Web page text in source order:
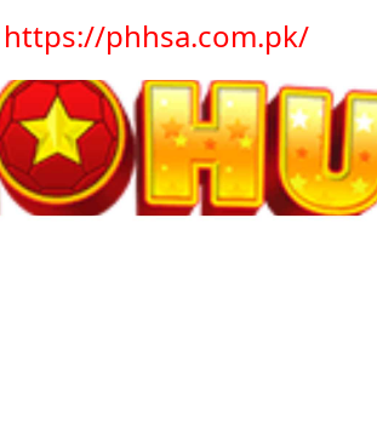
https://phhsa.com.pk/